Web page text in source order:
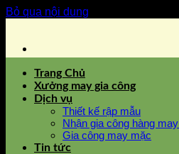
Bỏ qua nội dung
Trang Chủ
Xưởng may gia công
Dịch vụ
Thiết kế rập mẫu
Nhận gia công hàng
Gia công may mặc
Tin tức